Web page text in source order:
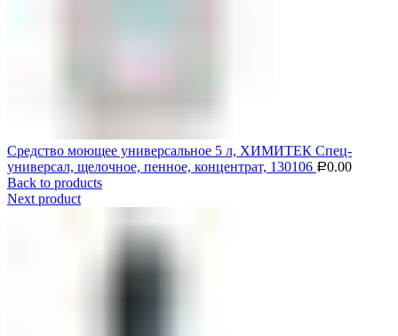
Средство моющее универсальное 5 л, ХИМИТЕК Спец-
универсал, щелочное, пенное, концентрат, 130106 Р0.00
Back to products
Next product